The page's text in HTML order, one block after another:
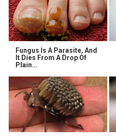
Fungus Is A Parasite, And
It Dies From A Drop Of
Plain...